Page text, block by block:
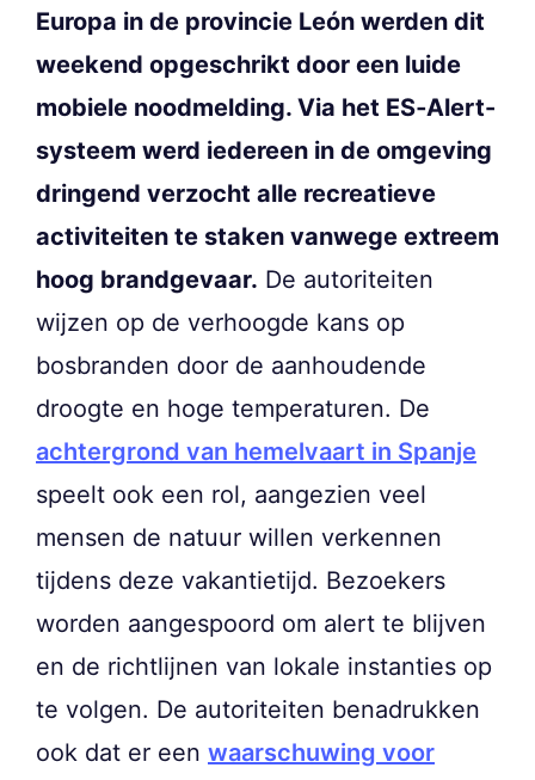
Europa in de provincie León werden dit
weekend opgeschrikt door een luide
mobiele noodmelding. Via het ES‑Alert-
systeem werd iedereen in de omgeving
dringend verzocht alle recreatieve
activiteiten te staken vanwege extreem
hoog brandgevaar. De autoriteiten
wijzen op de verhoogde kans op
bosbranden door de aanhoudende
droogte en hoge temperaturen. De
achtergrond van hemelvaart in Spanje
speelt ook een rol, aangezien veel
mensen de natuur willen verkennen
tijdens deze vakantietijd. Bezoekers
worden aangespoord om alert te blijven
en de richtlijnen van lokale instanties op
te volgen. De autoriteiten benadrukken
ook dat er een waarschuwing voor